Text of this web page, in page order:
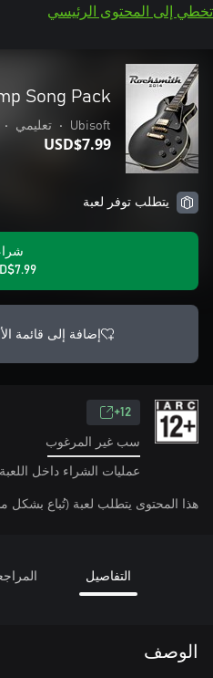
تخطي إلى المحتوى الرئيسي
Song Pack
Ubisoft
• تعليمي •
USD$7.99
يتطلب توفر لعبة
إضافة إلى قائمة
12+
سب غير المرغوب
عمليات الشراء داخل اللعبة
هذا المحتوى يتطلب لعبة (تُباع بشكل
التفاصيل
الوصف